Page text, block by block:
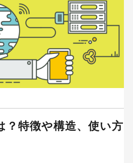
記事を検索
事を検索
特徴や構造、使い方